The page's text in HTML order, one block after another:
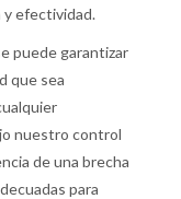
y efectividad.
puede garantizar
que sea
nuestro control
de una brecha
para